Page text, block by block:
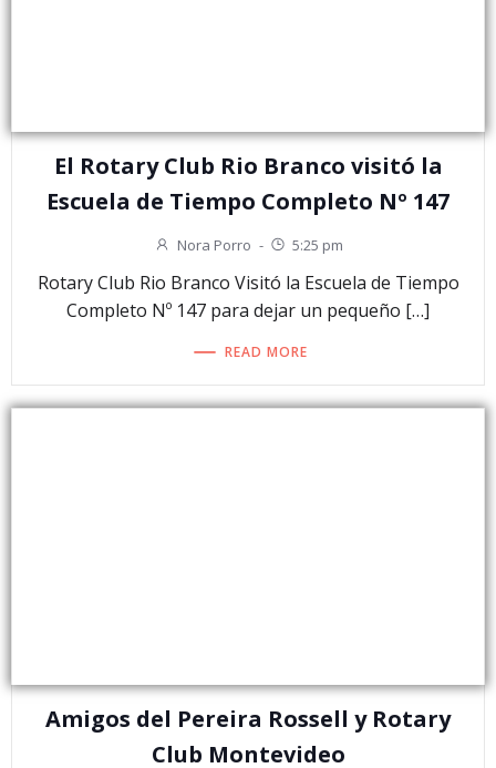
El Rotary Club Rio Branco visitó la
Escuela de Tiempo Completo Nº 147
Nora Porro - 5:25 pm
Rotary Club Rio Branco Visitó la Escuela de Tiempo
Completo Nº 147 para dejar un pequeño […]
READ MORE
Amigos del Pereira Rossell y Rotary
Club Montevideo